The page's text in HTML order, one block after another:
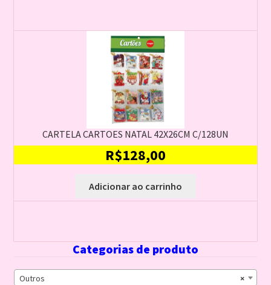
CARTELA CARTOES NATAL 42X26CM C/128UN
R$128,00
Adicionar ao carrinho
Categorias de produto
×
Outros